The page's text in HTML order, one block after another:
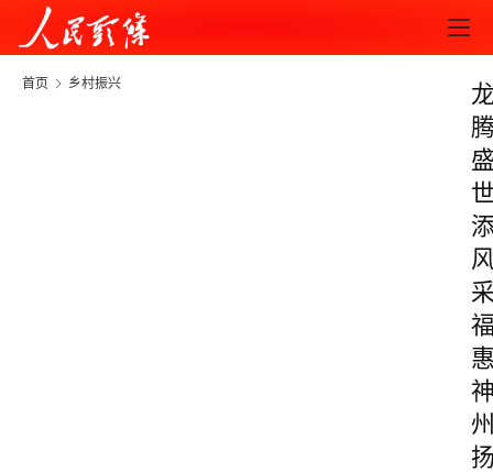
首页 乡村振兴